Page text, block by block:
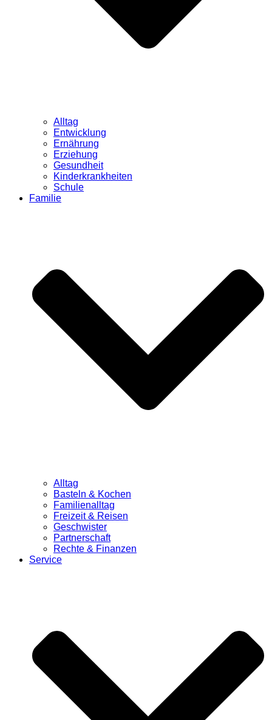
Alltag
Entwicklung
Ernährung
Erziehung
Gesundheit
Kinderkrankheiten
Schule
Familie
Alltag
Basteln & Kochen
Familienalltag
Freizeit & Reisen
Geschwister
Partnerschaft
Rechte & Finanzen
Service